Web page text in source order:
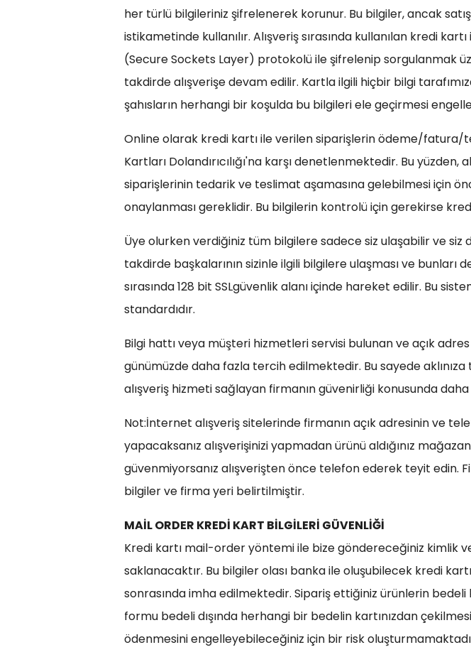
her türlü bilgileriniz şifrelenerek korunur. Bu bilgiler, ancak
istikametinde kullanılır. Alışveriş sırasında kullanılan kredi
(Secure Sockets Layer) protokolü ile şifrelenip sorgulanmak
takdirde alışverişe devam edilir. Kartla ilgili hiçbir bilgi
şahısların herhangi bir koşulda bu bilgileri ele geçirmesi
Online olarak kredi kartı ile verilen siparişlerin ödeme/
Kartları Dolandırıcılığı'na karşı denetlenmektedir. Bu
siparişlerinin tedarik ve teslimat aşamasına gelebilmesi için
onaylanması gereklidir. Bu bilgilerin kontrolü için gerekirse
Üye olurken verdiğiniz tüm bilgilere sadece siz ulaşabilir ve siz
takdirde başkalarının sizinle ilgili bilgilere ulaşması ve
sırasında 128 bit SSLgüvenlik alanı içinde hareket edilir. Bu
standardıdır.
Bilgi hattı veya müşteri hizmetleri servisi bulunan ve açık
günümüzde daha fazla tercih edilmektedir. Bu sayede
alışveriş hizmeti sağlayan firmanın güvenirliği konusunda daha
Not:İnternet alışveriş sitelerinde firmanın açık adresinin ve
yapacaksanız alışverişinizi yapmadan ürünü aldığınız
güvenmiyorsanız alışverişten önce telefon ederek teyit edin.
bilgiler ve firma yeri belirtilmiştir.
MAİL ORDER KREDİ KART BİLGİLERİ GÜVENLİĞİ
Kredi kartı mail-order yöntemi ile bize göndereceğiniz kimlik
saklanacaktır. Bu bilgiler olası banka ile oluşubilecek kredi
sonrasında imha edilmektedir. Sipariş ettiğiniz ürünlerin
formu bedeli dışında herhangi bir bedelin kartınızdan
ödenmesini engelleyebileceğiniz için bir risk